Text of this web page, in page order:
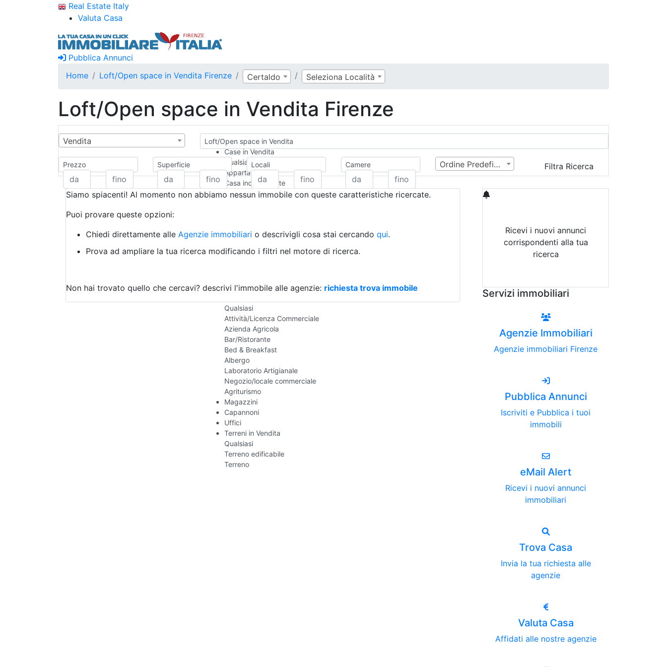
Real Estate Italy
Valuta Casa
Pubblica Annunci
Home
Loft/Open space in Vendita Firenze Certaldo Seleziona Località
Loft/Open space in Vendita Firenze
Vendita
Loft/Open space in Vendita
Case in Vendita
Qualsiasi
Appartamento
Casa indipendente
Casa Semi-indipendente
Rustico/Casale
Camera d'Albergo
Box/Garage
Qualsiasi
Attività/Licenza Commerciale
Azienda Agricola
Bar/Ristorante
Bed & Breakfast
Albergo
Laboratorio Artigianale
Negozio/locale commerciale
Agriturismo
Magazzini
Capannoni
Uffici
Terreni in Vendita
Qualsiasi
Terreno edificabile
Terreno
Prezzo Superficie Locali Camere Ordine Predefinito Filtra Ricerca
Siamo spiacenti! Al momento non abbiamo nessun immobile con queste caratteristiche ricercate.
Puoi provare queste opzioni:
Chiedi direttamente alle Agenzie immobiliari o descrivigli cosa stai cercando qui.
Prova ad ampliare la tua ricerca modificando i filtri nel motore di ricerca.
Non hai trovato quello che cercavi? descrivi l'immobile alle agenzie: richiesta trova immobile
Ricevi i nuovi annunci
corrispondenti alla tua
ricerca
Servizi immobiliari
Agenzie Immobiliari
Agenzie immobiliari Firenze
Pubblica Annunci
Iscriviti e Pubblica i tuoi
immobili
eMail Alert
Ricevi i nuovi annunci
immobiliari
Trova Casa
Invia la tua richiesta alle
agenzie
Valuta Casa
Affidati alle nostre agenzie